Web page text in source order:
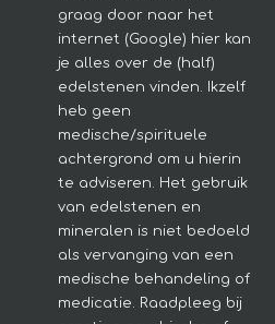
graag door naar het
internet (Google) hier kan
je alles over de (half)
edelstenen vinden. Ikzelf
heb geen
medische/spirituele
achtergrond om u hierin
te adviseren.
Het gebruik
van edelstenen en
mineralen is niet bedoeld
als vervanging van een
medische behandeling of
medicatie. Raadpleeg bij